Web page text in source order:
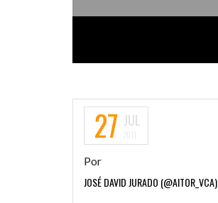
27 JUL
Por
JOSÉ DAVID JURADO (@AITOR_VCA)